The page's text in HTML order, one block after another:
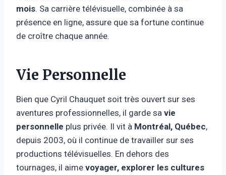
mois. Sa carrière télévisuelle, combinée à sa
présence en ligne, assure que sa fortune continue
de croître chaque année.
Vie Personnelle
Bien que Cyril Chauquet soit très ouvert sur ses
aventures professionnelles, il garde sa vie
personnelle plus privée. Il vit à Montréal, Québec,
depuis 2003, où il continue de travailler sur ses
productions télévisuelles. En dehors des
tournages, il aime voyager, explorer les cultures